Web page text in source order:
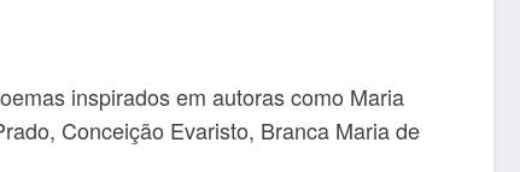
inspirados em autoras como Maria
Conceição Evaristo, Branca Maria de